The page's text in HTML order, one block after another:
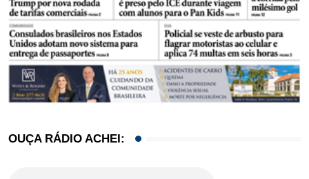
OUÇA RÁDIO ACHEI: